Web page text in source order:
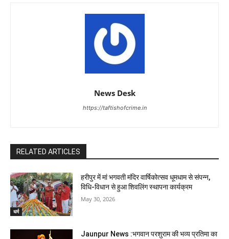
News Desk
https://taftishofcrime.in
RELATED ARTICLES
धर्म
हरीपुर में मां भगवती मंदिर वार्षिकोत्सव धूमधाम से संपन्न,
विधि-विधान से हुआ शिवलिंग स्थापना कार्यक्रम
May 30, 2026
Jaunpur News :भगवान परशुराम की भव्य प्रतिमा का